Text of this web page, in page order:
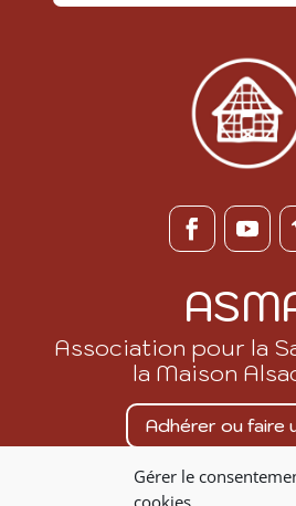
Gérer le
cookies
Association pour la
la Maison
Adhérer ou faire